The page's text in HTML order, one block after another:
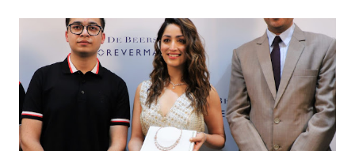
में कम्प्यूटर साइस इंजीनियरिंग तथा इलेक्ट्रानिस एण्ड एकेडीटेशन प्राप्त किया है
जिससे भविष्य में संस्थान के सभी उत्तीर्ण छात्रों को एन ० बी ० ए ० कम्यूनिकेशन
इंजीनियरिंग ) एकेडीटेड संस्थान द्वारा स्नातक होने का सौभाग्य प्राप्त होगा जोकि
उन्हें भविष्य में अपनी विशेष पहचान बनाने में सहायक सिद्ध होगा । संस्थान के
निदेशक प्रो ० माव...